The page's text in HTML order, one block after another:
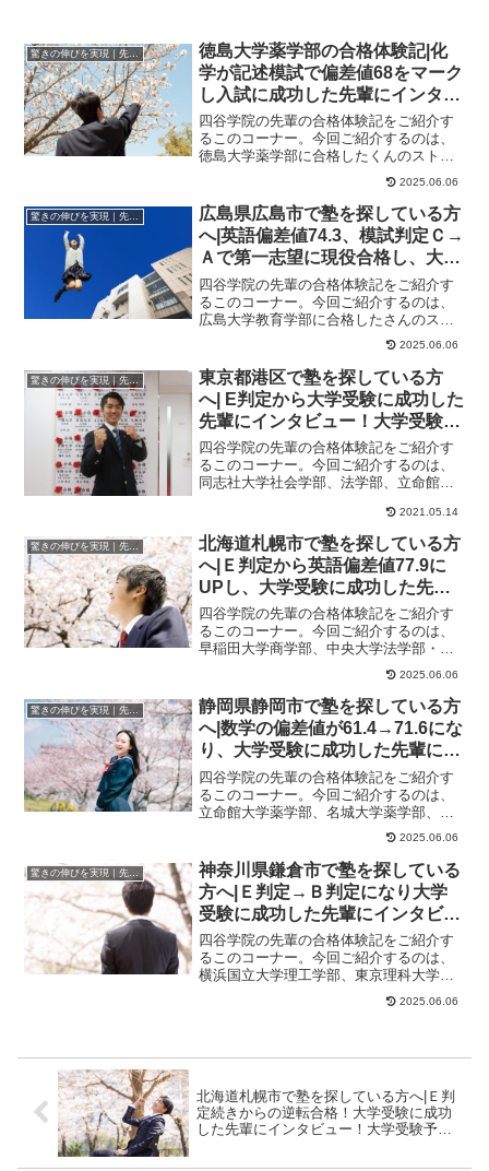
驚きの伸びを実現｜先輩列伝
徳島大学薬学部の合格体験記|化
学が記述模試で偏差値68をマーク
し入試に成功した先輩にインタビ
ュー！大学受験予備校四谷学院
四谷学院の先輩の合格体験記をご紹介す
るこのコーナー。今回ご紹介するのは、
徳島大学薬学部に合格したくんのストー
リーです。くんが合格した大学徳島大学
2025.06.06
驚きの伸びを実現｜先輩列伝
広島県広島市で塾を探している方
へ|英語偏差値74.3、模試判定Ｃ→
Ａで第一志望に現役合格し、大学
受験に成功した先輩にインタビュ
ー！大学受験予備校四谷学院
四谷学院の先輩の合格体験記をご紹介す
るこのコーナー。今回ご紹介するのは、
広島大学教育学部に合格したさんのスト
ーリーです。穴に気づかず勉強を進めて
2025.06.06
東京都港区で塾を探している方
へ| E判定から大学受験に成功した
先輩にインタビュー！大学受験予
備校四谷学院
四谷学院の先輩の合格体験記をご紹介す
るこのコーナー。今回ご紹介するのは、
同志社大学社会学部、法学部、立命館大
2021.05.14
驚きの伸びを実現｜先輩列伝
北海道札幌市で塾を探している方
へ|Ｅ判定から英語偏差値77.9に
UPし、大学受験に成功した先輩
にインタビュー！大学受験予備校
四谷学院
四谷学院の先輩の合格体験記をご紹介す
るこのコーナー。今回ご紹介するのは、
早稲田大学商学部、中央大学法学部・経
済学部、青山学院大学経営学部、明治大
2025.06.06
静岡県静岡市で塾を探している方
へ|数学の偏差値が61.4→71.6にな
り、大学受験に成功した先輩にイ
ンタビュー！大学受験予備校四谷
学院
四谷学院の先輩の合格体験記をご紹介す
るこのコーナー。今回ご紹介するのは、
立命館大学薬学部、名城大学薬学部、神
戸学院大学薬学部に合格したさんのスト
2025.06.06
神奈川県鎌倉市で塾を探している
方へ|Ｅ判定→Ｂ判定になり大学
受験に成功した先輩にインタビュ
ー！大学受験予備校四谷学院
四谷学院の先輩の合格体験記をご紹介す
るこのコーナー。今回ご紹介するのは、
横浜国立大学理工学部、東京理科大学基
礎工学部、明治大学理工学部に合格した
2025.06.06
北海道札幌市で塾を探している方へ|Ｅ判
定続きからの逆転合格！大学受験に成功
した先輩にインタビュー！大学受験予備